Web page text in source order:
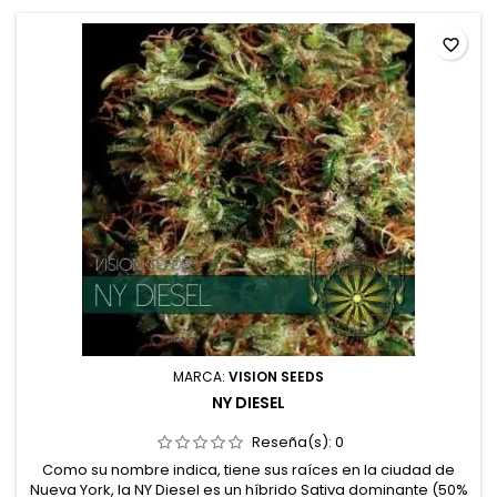
MARCA: VISION SEEDS
NY DIESEL
Reseña(s): 0
Como su nombre indica, tiene sus raíces en la ciudad de
Nueva York, la NY Diesel es un híbrido Sativa dominante (50%
favorite_border